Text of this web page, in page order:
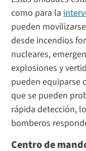
como para la
pueden
desde incendios
nucleares,
explosiones y
pueden equiparse
que se pueden
rápida detección,
bomberos
Centro de